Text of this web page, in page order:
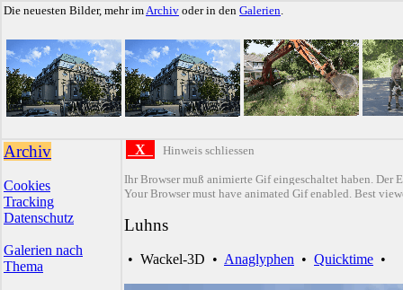
Die neuesten Bilder, mehr imArchiv oder in den Galerien.
Archiv
Cookies
Tracking
Datenschutz
Galerien nach
Thema
X Hinweis schliessen
Ihr Browser muß animierte Gif eingeschaltet haben. Der
Your Browser must have animated Gif enabled. Best
Luhns
• Wackel-3D • Anaglyphen • Quicktime •